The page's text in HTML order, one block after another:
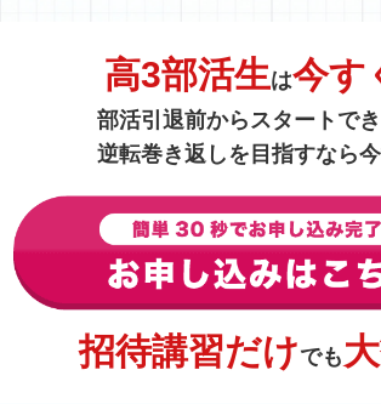
高3部活生は今す
部活引退前からスタートでき
逆転巻き返しを目指すなら今
招待講習だけでも